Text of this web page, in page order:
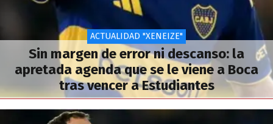
ACTUALIDAD "XENEIZE"
Sin margen de error ni descanso: la
apretada agenda que se le viene a Boca
tras vencer a Estudiantes